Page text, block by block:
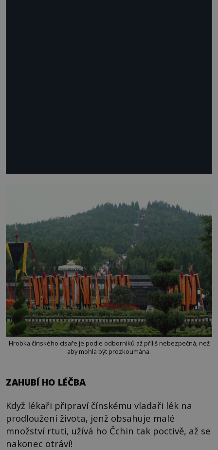
Hrobka čínského císaře je podle odborníků až příliš nebezpečná, než
aby mohla být prozkoumána.
ZAHUBÍ HO LÉČBA
Když lékaři připraví čínskému vladaři lék na
prodloužení života, jenž obsahuje malé
množství rtuti, užívá ho Čchin tak poctivě, až se
nakonec otráví!